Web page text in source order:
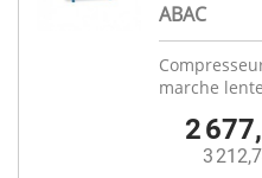
ABAC
marche
2
3